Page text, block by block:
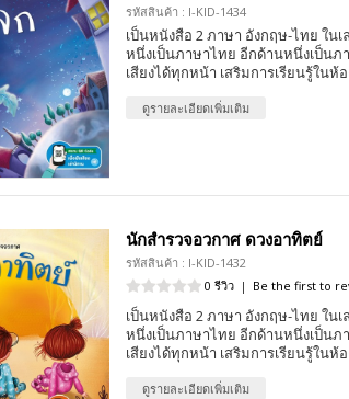
รหัสสินค้า : I-KID-1434
เป็นหนังสือ 2 ภาษา อังกฤษ-ไทย ใน
หนึ่งเป็นภาษาไทย อีกด้านหนึ่งเป็นภ
เสียงได้ทุกหน้า เสริมการเรียนรู้ในห้
ดูรายละเอียดเพิ่มเติม
นักสำรวจอวกาศ ดวงอาทิตย์
รหัสสินค้า : I-KID-1432
0 รีวิว | Be the first to
เป็นหนังสือ 2 ภาษา อังกฤษ-ไทย ใน
หนึ่งเป็นภาษาไทย อีกด้านหนึ่งเป็นภ
เสียงได้ทุกหน้า เสริมการเรียนรู้ในห้
ดูรายละเอียดเพิ่มเติม